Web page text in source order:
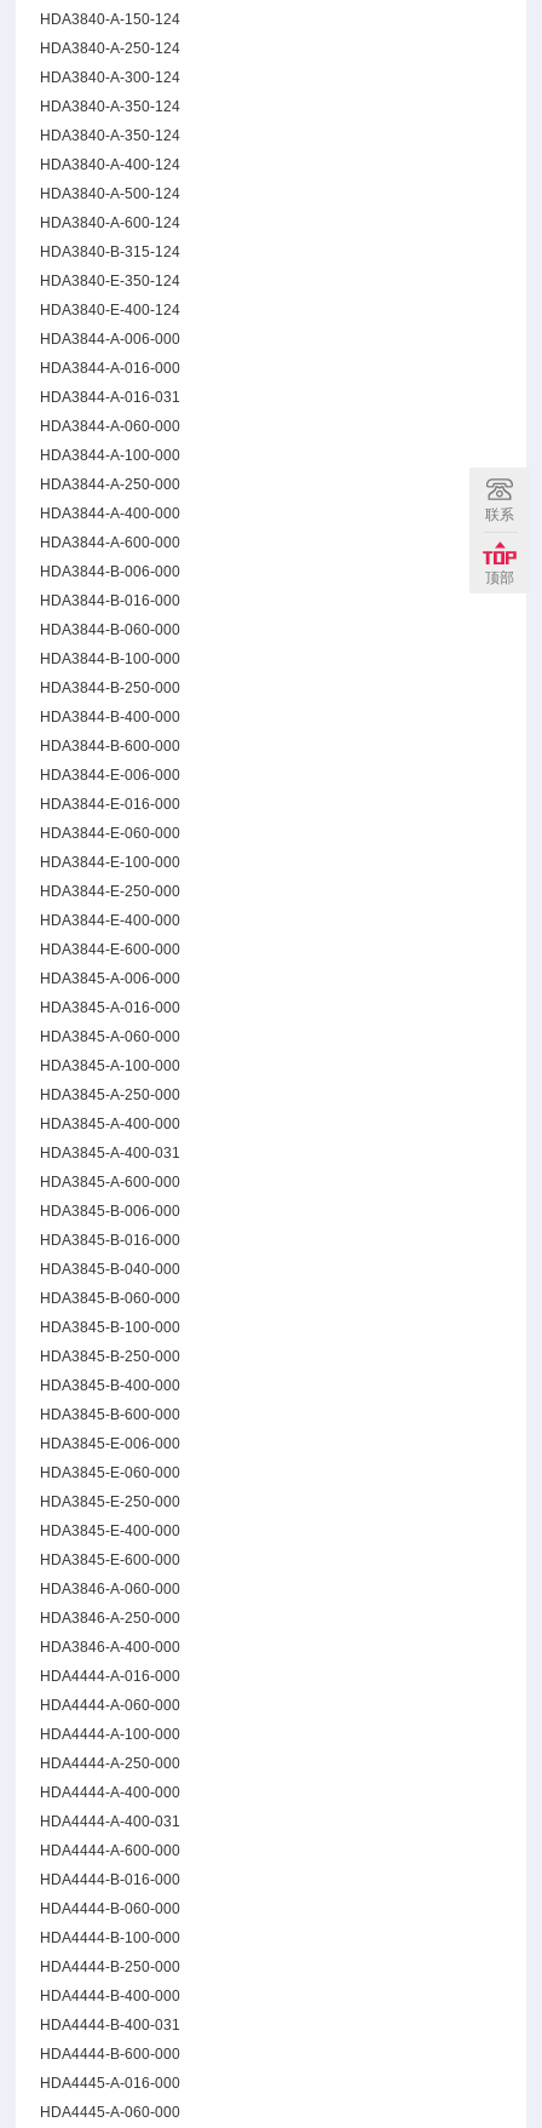
HDA3840-A-150-124
HDA3840-A-250-124
HDA3840-A-300-124
HDA3840-A-350-124
HDA3840-A-350-124
HDA3840-A-400-124
HDA3840-A-500-124
HDA3840-A-600-124
HDA3840-B-315-124
HDA3840-E-350-124
HDA3840-E-400-124
HDA3844-A-006-000
HDA3844-A-016-000
HDA3844-A-016-031
HDA3844-A-060-000
HDA3844-A-100-000
HDA3844-A-250-000
HDA3844-A-400-000
HDA3844-A-600-000
HDA3844-B-006-000
HDA3844-B-016-000
HDA3844-B-060-000
HDA3844-B-100-000
HDA3844-B-250-000
HDA3844-B-400-000
HDA3844-B-600-000
HDA3844-E-006-000
HDA3844-E-016-000
HDA3844-E-060-000
HDA3844-E-100-000
HDA3844-E-250-000
HDA3844-E-400-000
HDA3844-E-600-000
HDA3845-A-006-000
HDA3845-A-016-000
HDA3845-A-060-000
HDA3845-A-100-000
HDA3845-A-250-000
HDA3845-A-400-000
HDA3845-A-400-031
HDA3845-A-600-000
HDA3845-B-006-000
HDA3845-B-016-000
HDA3845-B-040-000
HDA3845-B-060-000
HDA3845-B-100-000
HDA3845-B-250-000
HDA3845-B-400-000
HDA3845-B-600-000
HDA3845-E-006-000
HDA3845-E-060-000
HDA3845-E-250-000
HDA3845-E-400-000
HDA3845-E-600-000
HDA3846-A-060-000
HDA3846-A-250-000
HDA3846-A-400-000
HDA4444-A-016-000
HDA4444-A-060-000
HDA4444-A-100-000
HDA4444-A-250-000
HDA4444-A-400-000
HDA4444-A-400-031
HDA4444-A-600-000
HDA4444-B-016-000
HDA4444-B-060-000
HDA4444-B-100-000
HDA4444-B-250-000
HDA4444-B-400-000
HDA4444-B-400-031
HDA4444-B-600-000
HDA4445-A-016-000
HDA4445-A-060-000
联系
顶部